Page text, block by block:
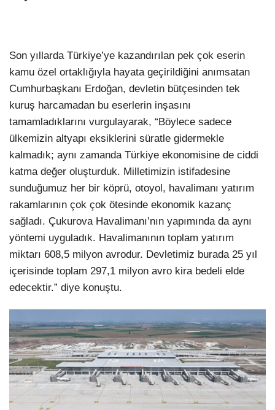
Son yıllarda Türkiye’ye kazandırılan pek çok eserin
kamu özel ortaklığıyla hayata geçirildiğini anımsatan
Cumhurbaşkanı Erdoğan, devletin bütçesinden tek
kuruş harcamadan bu eserlerin inşasını
tamamladıklarını vurgulayarak, “Böylece sadece
ülkemizin altyapı eksiklerini süratle gidermekle
kalmadık; aynı zamanda Türkiye ekonomisine de ciddi
katma değer oluşturduk. Milletimizin istifadesine
sunduğumuz her bir köprü, otoyol, havalimanı yatırım
rakamlarının çok çok ötesinde ekonomik kazanç
sağladı. Çukurova Havalimanı’nın yapımında da aynı
yöntemi uyguladık. Havalimanının toplam yatırım
miktarı 608,5 milyon avrodur. Devletimiz burada 25 yıl
içerisinde toplam 297,1 milyon avro kira bedeli elde
edecektir.” diye konuştu.